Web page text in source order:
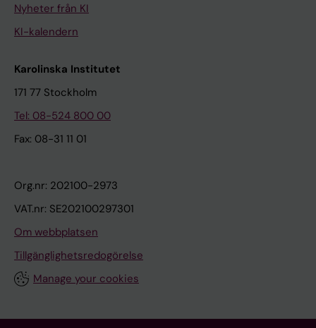
Nyheter från KI
KI-kalendern
Karolinska Institutet
171 77 Stockholm
Tel: 08-524 800 00
Fax: 08-31 11 01
Org.nr: 202100-2973
VAT.nr: SE202100297301
Om webbplatsen
Tillgänglighetsredogörelse
Manage your cookies